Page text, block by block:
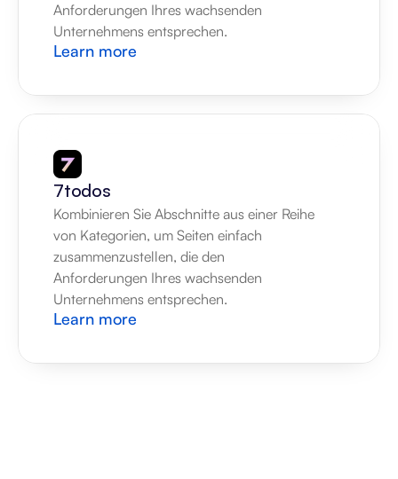
Anforderungen Ihres wachsenden
Unternehmens entsprechen.
Learn more
7todos
Kombinieren Sie Abschnitte aus einer Reihe
von Kategorien, um Seiten einfach
zusammenzustellen, die den
Anforderungen Ihres wachsenden
Unternehmens entsprechen.
Learn more